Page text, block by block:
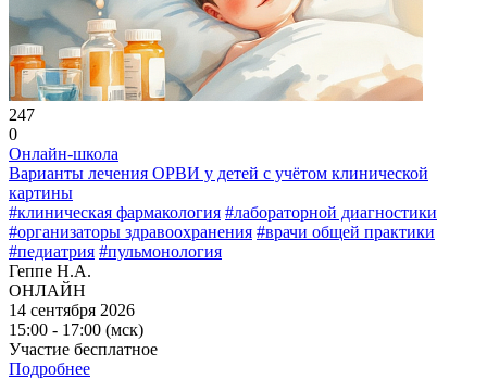
247
0
Онлайн-школа
Варианты лечения ОРВИ у детей с учётом клинической
картины
#клиническая фармакология #лабораторной диагностики
#организаторы здравоохранения #врачи общей практики
#педиатрия #пульмонология
Геппе Н.А.
ОНЛАЙН
14 сентября 2026
15:00 - 17:00 (мск)
Участие бесплатное
Подробнее